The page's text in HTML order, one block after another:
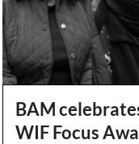
BAM
WIF Focus